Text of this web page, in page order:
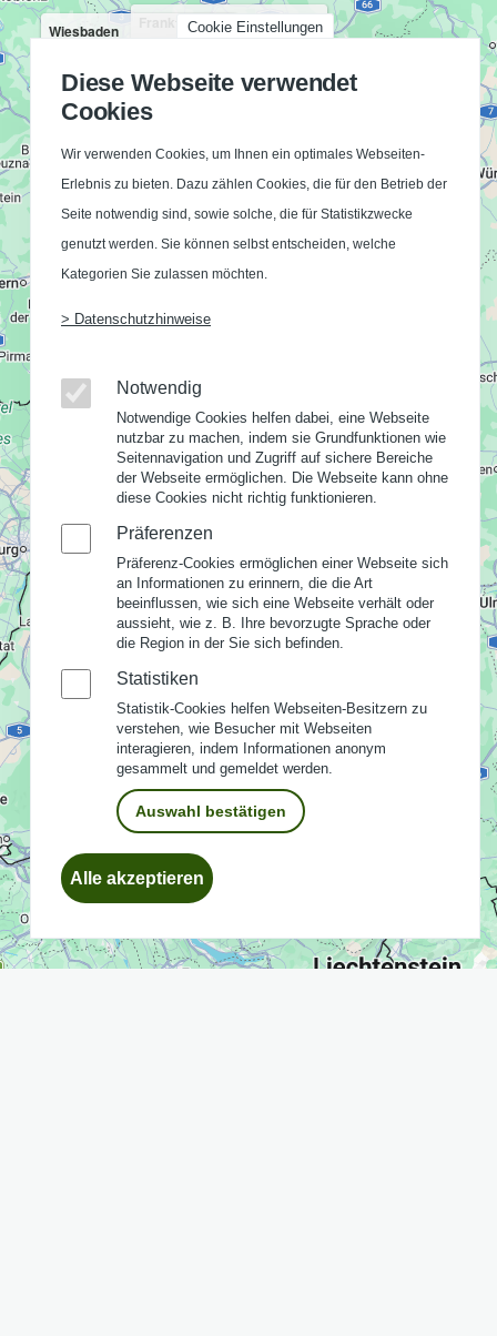
Frankfurt am Main
Bestand: 6,10 €/m² - 7,50 €/m²
Wiesbaden
Neubau: 7,20 €/m² - 8,00 €/m²
Cookie Einstellungen
Diese Webseite verwendet
Cookies
Wir verwenden Cookies, um Ihnen ein optimales Webseiten-
Erlebnis zu bieten. Dazu zählen Cookies, die für den Betrieb der
Seite notwendig sind, sowie solche, die für Statistikzwecke
genutzt werden. Sie können selbst entscheiden, welche
Kategorien Sie zulassen möchten.
> Datenschutzhinweise
Notwendig
Notwendige Cookies helfen dabei, eine Webseite
nutzbar zu machen, indem sie Grundfunktionen wie
Seitennavigation und Zugriff auf sichere Bereiche
der Webseite ermöglichen. Die Webseite kann ohne
diese Cookies nicht richtig funktionieren.
Präferenzen
Präferenz-Cookies ermöglichen einer Webseite sich
an Informationen zu erinnern, die die Art
beeinflussen, wie sich eine Webseite verhält oder
aussieht, wie z. B. Ihre bevorzugte Sprache oder
die Region in der Sie sich befinden.
Statistiken
Statistik-Cookies helfen Webseiten-Besitzern zu
verstehen, wie Besucher mit Webseiten
interagieren, indem Informationen anonym
gesammelt und gemeldet werden.
Auswahl bestätigen
Alle akzeptieren